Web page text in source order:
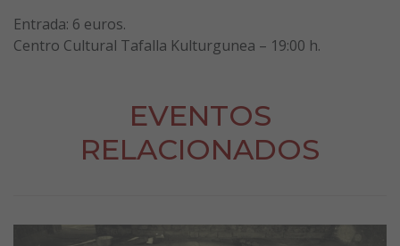
Entrada: 6 euros.
Centro Cultural Tafalla Kulturgunea – 19:00 h.
EVENTOS
RELACIONADOS